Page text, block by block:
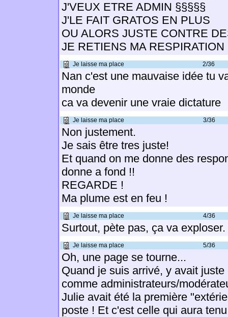
J'VEUX ETRE ADMIN §§§§§
J'LE FAIT GRATOS EN PLUS
OU ALORS JUSTE CONTRE
JE RETIENS MA RESPIRATION
Je laisse ma place 2/36
Nan c'est une mauvaise idée tu
monde
ca va devenir une vraie dictature
Je laisse ma place 3/36
Non justement.
Je sais être tres juste!
Et quand on me donne des
donne a fond !!
REGARDE !
Ma plume est en feu !
Je laisse ma place 4/36
Surtout, pète pas, ça va exploser.
Je laisse ma place 5/36
Oh, une page se tourne...
Quand je suis arrivé, y avait
comme administrateurs/
Julie avait été la première
poste ! Et c'est celle qui aura